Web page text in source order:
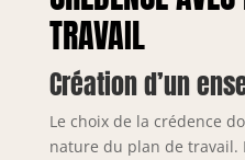
TRAVAIL
Création d’un
Le choix de la crédence
nature du plan de travail.